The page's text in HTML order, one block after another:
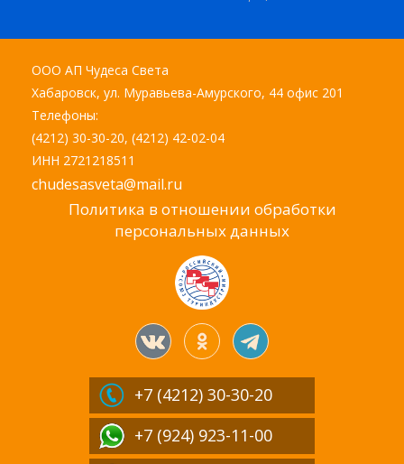
ООО АП Чудеса Света
Хабаровск, ул. Муравьева-Амурского, 44 офис 201
Телефоны:
(4212) 30-30-20, (4212) 42-02-04
ИНН 2721218511
chudesasveta@mail.ru
Политика в отношении обработки
персональных данных
+7 (4212) 30-30-20
+7 (924) 923-11-00